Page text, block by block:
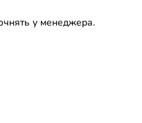
у менеджера.